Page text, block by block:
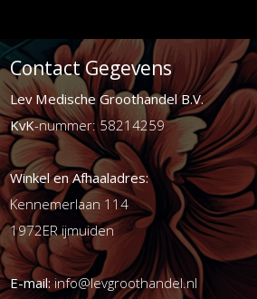
Contact Gegevens
Lev Medische Groothandel B.V.
KvK-nummer: 58214259
Winkel en Afhaaladres:
Kennemerlaan 114
1972ER ijmuiden
E-mail:info@levgroothandel.nl